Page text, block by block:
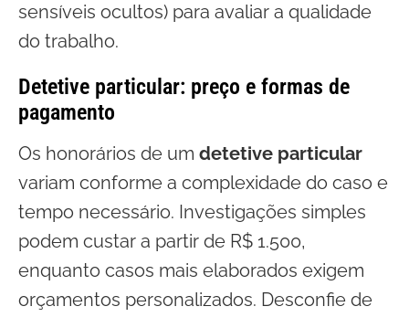
sensíveis ocultos) para avaliar a qualidade
do trabalho.
Detetive particular: preço e formas de
pagamento
Os honorários de um detetive particular
variam conforme a complexidade do caso e
tempo necessário. Investigações simples
podem custar a partir de R$ 1.500,
enquanto casos mais elaborados exigem
orçamentos personalizados. Desconfie de